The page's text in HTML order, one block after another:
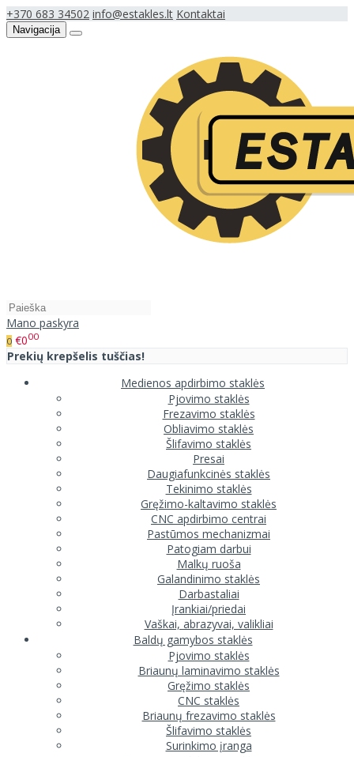
+370 683 34502 info@estakles.lt Kontaktai
Navigacija
Mano paskyra
0 €000
Prekių krepšelis tuščias!
Medienos apdirbimo staklės
Pjovimo staklės
Frezavimo staklės
Obliavimo staklės
Šlifavimo staklės
Presai
Daugiafunkcinės staklės
Tekinimo staklės
Gręžimo-kaltavimo staklės
CNC apdirbimo centrai
Pastūmos mechanizmai
Patogiam darbui
Malkų ruoša
Galandinimo staklės
Darbastaliai
Įrankiai/priedai
Vaškai, abrazyvai, valikliai
Baldų gamybos staklės
Pjovimo staklės
Briaunų laminavimo staklės
Gręžimo staklės
CNC staklės
Briaunų frezavimo staklės
Šlifavimo staklės
Surinkimo įranga